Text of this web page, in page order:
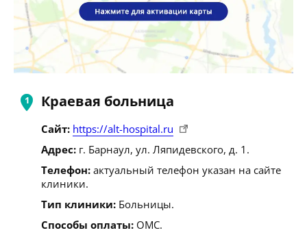
Краевая больница
Сайт: https://alt-hospital.ru
Адрес: г. Барнаул, ул. Ляпидевского, д. 1.
Телефон: актуальный телефон указан на сайте
клиники.
Тип клиники: Больницы.
Способы оплаты: ОМС.